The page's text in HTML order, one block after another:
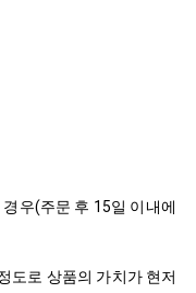
우(주문 후 15일 이내에
도로 상품의 가치가 현저